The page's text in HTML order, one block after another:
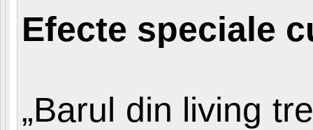
Efecte speciale
„Barul din living